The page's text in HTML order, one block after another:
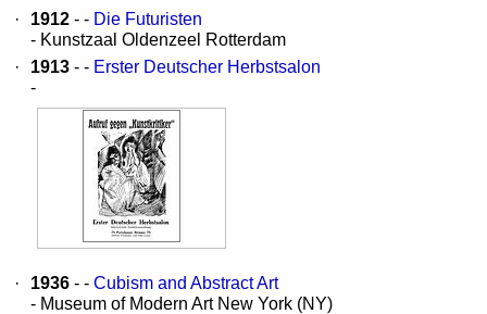
·
1912 - - Die Futuristen
- Kunstzaal Oldenzeel Rotterdam
·
1913 - - Erster Deutscher Herbstsalon
-
· 1936 - - Cubism and Abstract Art
- Museum of Modern Art New York (NY)